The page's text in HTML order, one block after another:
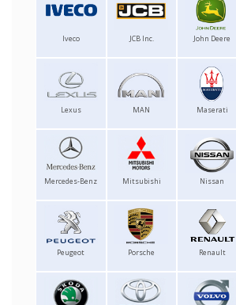
Iveco JCB Inc. John Deere
Lexus MAN Maserati
Mercedes-Benz Mitsubishi Nissan
Peugeot Porsche Renault